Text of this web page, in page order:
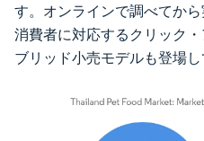
す。オンラインで調べてか
消費者に対応するクリック
ブリッド小売モデルも登場し